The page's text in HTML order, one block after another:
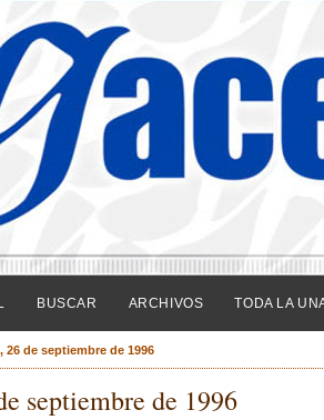
BUSCAR ARCHIVOS TODA LA
26 de septiembre de 1996
septiembre de 1996